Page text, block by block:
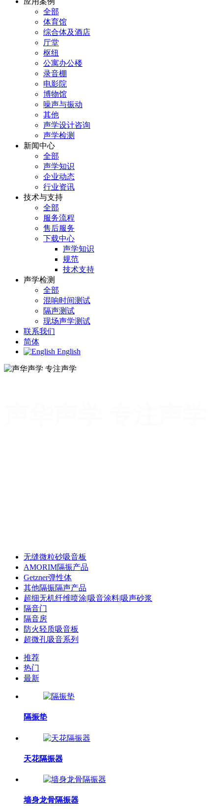
全部
体育馆
综合体及酒店
厅堂
枢纽
公寓办公楼
录音棚
电影院
博物馆
噪声与振动
其他
声学设计咨询
声学检测
新闻中心
全部
声学知识
企业动态
行业资讯
技术与支持
全部
服务流程
售后服务
下载中心
声学知识
规范
技术支持
声学检测
全部
混响时间测试
隔声测试
现场声学测试
联系我们
简体
English
无缝微粒砂吸音板
AMORIM隔振产品
Getzner弹性体
其他隔振隔声产品
超细无机纤维喷涂|吸音涂料|吸声砂浆
隔音门
隔音房
防火轻质吸音板
超微孔吸音系列
推荐
热门
最新
隔振垫
天花隔振器
墙身龙骨隔振器